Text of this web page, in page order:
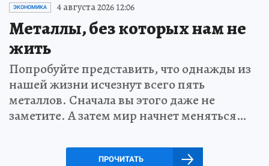
ЭКОНОМИКА 4 августа 2026 12:06
Металлы, без которых нам не
жить
Попробуйте представить, что однажды из
нашей жизни исчезнут всего пять
металлов. Сначала вы этого даже не
заметите. А затем мир начнет меняться…
ПРОЧИТАТЬ